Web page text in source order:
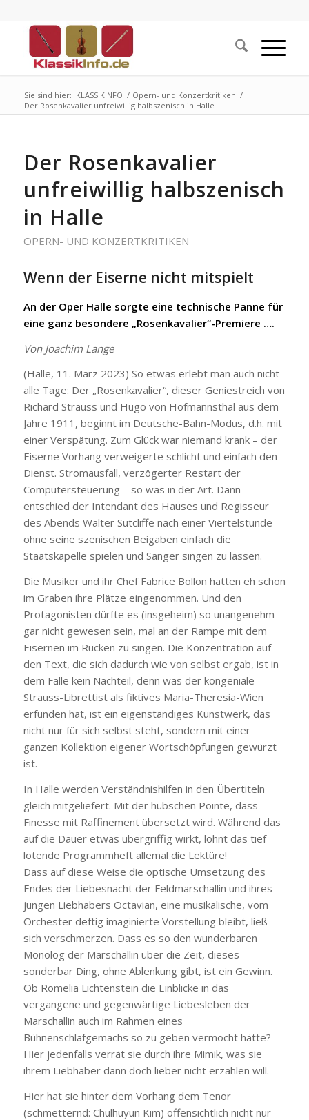
Sie sind hier: KLASSIKINFO / Opern- und Konzertkritiken /
Der Rosenkavalier unfreiwillig halbszenisch in Halle
Der Rosenkavalier
unfreiwillig halbszenisch
in Halle
OPERN- UND KONZERTKRITIKEN
Wenn der Eiserne nicht mitspielt
An der Oper Halle sorgte eine technische Panne für
eine ganz besondere „Rosenkavalier“-Premiere ….
Von Joachim Lange
(Halle, 11. März 2023) So etwas erlebt man auch nicht
alle Tage: Der „Rosenkavalier“, dieser Geniestreich von
Richard Strauss und Hugo von Hofmannsthal aus dem
Jahre 1911, beginnt im Deutsche-Bahn-Modus, d.h. mit
einer Verspätung. Zum Glück war niemand krank – der
Eiserne Vorhang verweigerte schlicht und einfach den
Dienst. Stromausfall, verzögerter Restart der
Computersteuerung – so was in der Art. Dann
entschied der Intendant des Hauses und Regisseur
des Abends Walter Sutcliffe nach einer Viertelstunde
ohne seine szenischen Beigaben einfach die
Staatskapelle spielen und Sänger singen zu lassen.
Die Musiker und ihr Chef Fabrice Bollon hatten eh schon
im Graben ihre Plätze eingenommen. Und den
Protagonisten dürfte es (insgeheim) so unangenehm
gar nicht gewesen sein, mal an der Rampe mit dem
Eisernen im Rücken zu singen. Die Konzentration auf
den Text, die sich dadurch wie von selbst ergab, ist in
dem Falle kein Nachteil, denn was der kongeniale
Strauss-Librettist als fiktives Maria-Theresia-Wien
erfunden hat, ist ein eigenständiges Kunstwerk, das
nicht nur für sich selbst steht, sondern mit einer
ganzen Kollektion eigener Wortschöpfungen gewürzt
ist.
In Halle werden Verständnishilfen in den Übertiteln
gleich mitgeliefert. Mit der hübschen Pointe, dass
Finesse mit Raffinement übersetzt wird. Während das
auf die Dauer etwas übergriffig wirkt, lohnt das tief
lotende Programmheft allemal die Lektüre!
Dass auf diese Weise die optische Umsetzung des
Endes der Liebesnacht der Feldmarschallin und ihres
jungen Liebhabers Octavian, eine musikalische, vom
Orchester deftig imaginierte Vorstellung bleibt, ließ
sich verschmerzen. Dass es so den wunderbaren
Monolog der Marschallin über die Zeit, dieses
sonderbar Ding, ohne Ablenkung gibt, ist ein Gewinn.
Ob Romelia Lichtenstein die Einblicke in das
vergangene und gegenwärtige Liebesleben der
Marschallin auch im Rahmen eines
Bühnenschlafgemachs so zu geben vermocht hätte?
Hier jedenfalls verrät sie durch ihre Mimik, was sie
ihrem Liebhaber dann doch lieber nicht erzählen will.
Hier hat sie hinter dem Vorhang dem Tenor
(schmetternd: Chulhuyun Kim) offensichtlich nicht nur